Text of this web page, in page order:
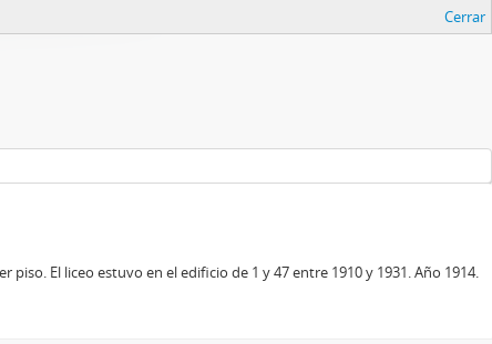
Cerrar
El liceo estuvo en el edificio de 1 y 47 entre 1910 y 1931. Año 1914.